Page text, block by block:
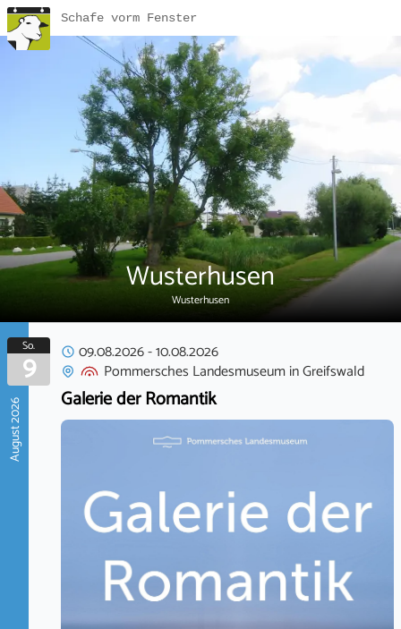
Schafe vorm Fenster
Wusterhusen
Wusterhusen
August 2026
So.
9 09.08.2026-10.08.2026
Pommersches LandesmuseuminGreifswald
Galerie der Romantik